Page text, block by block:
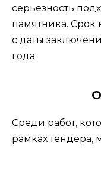
серьезность
памятника. Срок
с даты
года.
Среди работ,
рамках тендера,